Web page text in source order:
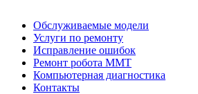
Обслуживаемые модели
Услуги по ремонту
Исправление ошибок
Ремонт робота MMT
Компьютерная диагностика
Контакты